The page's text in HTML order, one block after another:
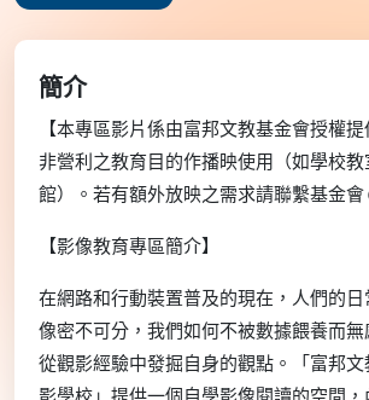
簡介
【本專區影片係由富邦文教基金會授權
非營利之教育目的作播映使用（如學校
館）。若有額外放映之需求請聯繫基金會
【影像教育專區簡介】
在網路和行動裝置普及的現在，人們的日
像密不可分，我們如何不被數據餵養而無
從觀影經驗中發掘自身的觀點。「富邦